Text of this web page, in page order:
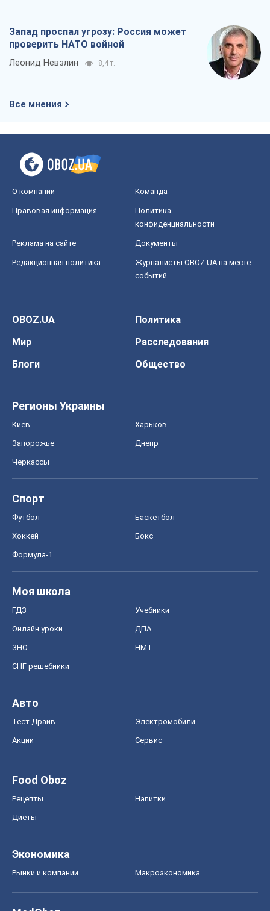
Запад проспал угрозу: Россия может
проверить НАТО войной
Леонид Невзлин 8,4 т.
Все мнения
О компании Команда
Правовая информация
Политика
конфиденциальности
Реклама на сайте Документы
Редакционная политика
Журналисты OBOZ.UA на месте
событий
OBOZ.UA
Политика
Мир
Расследования
Блоги
Общество
Регионы Украины
Киев Харьков
Запорожье Днепр
Черкассы
Спорт
Футбол Баскетбол
Хоккей Бокс
Формула-1
Моя школа
ГДЗ Учебники
Онлайн уроки ДПА
ЗНО НМТ
СНГ решебники
Авто
Тест Драйв Электромобили
Акции Сервис
Food Oboz
Рецепты Напитки
Диеты
Экономика
Рынки и компании Mакроэкономика